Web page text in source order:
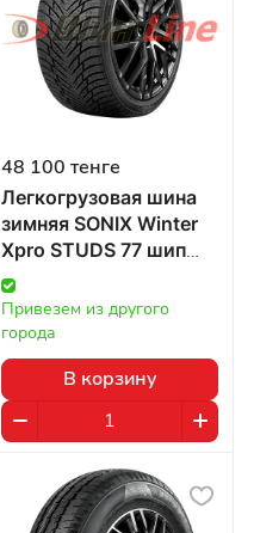
48 100 тенге
Легкогрузовая шина
зимняя SONIX Winter
Xpro STUDS 77 шип
225/75 R16 116/114R в
Казахстане
Привезем из другого
города
В корзину